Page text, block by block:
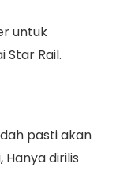
untuk
Star Rail.
pasti akan
dirilis